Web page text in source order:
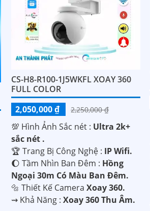
CS-H8-R100-1J5WKFL XOAY 360
FULL COLOR
2,050,000 ₫
2,250,000 ₫
💯 Hình Ảnh Sắc nét : Ultra 2k+
sắc nét .
🏆 Trang Bị Công Nghệ : IP Wifi.
🌔 Tầm Nhìn Ban Đêm : Hồng
Ngoại 30m Có Màu Ban Đêm.
🔩 Thiết Kế CameraXoay 360.
️⇝ Khả Năng :Xoay 360 Thu Âm.